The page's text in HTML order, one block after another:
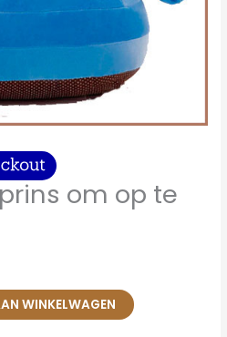
om op te
WINKELWAGEN